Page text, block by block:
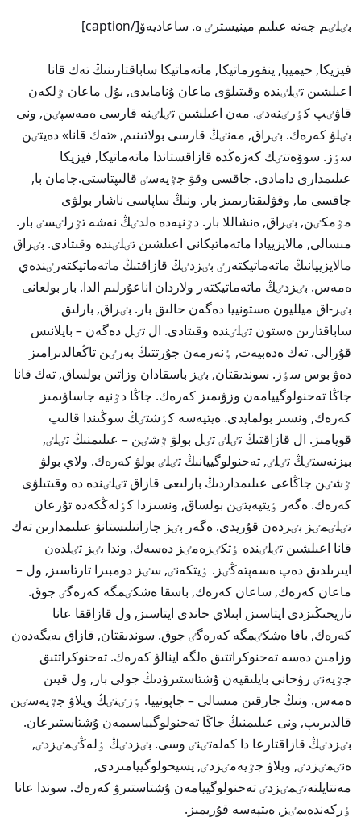
بٸلٸم جەنە عىلىم مينيسترٸ ە. ساعاديەۆ[/caption]
فيزيكا, حيمييا, ينفورماتيكا, ماتەماتيكا ساباقتارىنىڭ تەك قانا
اعىلشىن تٸلٸندە وقىتىلۋى ماعان ۇنامايدى, بۇل ماعان ٷلكەن
قاۋٸپ كٶرٸنەدٸ. مەن اعىلشىن تٸلٸنە قارسى ەمەسپٸن, ونى
بٸلۋ كەرەك. بٸراق, مەنٸڭ قارسى بولاتىنىم, «تەك قانا» دەيتٸن
سٶز. سوۆەتتٸك كەزەڭدە قازاقستاندا ماتەماتيكا, فيزيكا
عىلىمدارى دامادى. جاقسى وقۋ جٷيەسٸ قالىپتاستى.جامان با,
جاقسى ما, وقۋلىقتارىمىز بار. ونىڭ ساپاسى ناشار بولۋى
مٷمكٸن, بٸراق, ەنشاللا بار. دٷنيەدە ەلدٸڭ نەشە تٷرلٸسٸ بار.
مىسالى, مالايزييادا ماتەماتيكانى اعىلشىن تٸلٸندە وقىتادى. بٸراق
مالايزييانىڭ ماتەماتيكتەرٸ بٸزدٸڭ قازاقتىڭ ماتەماتيكتەرٸندەي
ەمەس. بٸزدٸڭ ماتەماتيكتەر ولاردان اناعۇرلىم الدا. بار بولعانى
بٸر-اق ميلليون ەستونييا دەگەن حالىق بار. بٸراق, بارلىق
ساباقتارىن ەستون تٸلٸندە وقىتادى. ال تٸل دەگەن – بايلانىس
قۇرالى. تەك ەدەبيەت, ٶنەرمەن جۇرتتىڭ بەرٸن تاڭعالدىرامىز
دەۋ بوس سٶز. سوندىقتان, بٸز باسقادان وزاتىن بولساق, تەك قانا
جاڭا تەحنولوگييامەن وزۋىمىز كەرەك. جاڭا دٷنيە جاساۋىمىز
كەرەك, ونسىز بولمايدى. ەيتپەسە كٶشتٸڭ سوڭىندا قالىپ
قويامىز. ال قازاقتىڭ تٸلٸ تٸل بولۋ ٷشٸن – عىلىمنىڭ تٸلٸ,
بيزنەستٸڭ تٸلٸ, تەحنولوگييانىڭ تٸلٸ بولۋ كەرەك. ولاي بولۋ
ٷشٸن جاڭاعى عىلىمداردىڭ بارلىعى قازاق تٸلٸندە دە وقىتىلۋى
كەرەك. ەگەر ٶيتپەيتٸن بولساق, ونسىزدا كٶلەڭكەدە تۇرعان
تٸلٸمٸز بٸردەن قۇريدى. ەگەر بٸز جاراتىلىستانۋ عىلىمدارىن تەك
قانا اعىلشىن تٸلٸندە ٶتكٸزەمٸز دەسەك, وندا بٸز تٸلدەن
ايىرىلدىق دەپ ەسەپتەڭٸز. ٶيتكەنٸ, سٸز دومبىرا تارتاسىز, ول –
ماعان كەرەك, ساعان كەرەك, باسقا ەشكٸمگە كەرەگٸ جوق.
تاريحىڭىزدى ايتاسىز, ابىلاي حاندى ايتاسىز, ول قازاققا عانا
كەرەك, باقا ەشكٸمگە كەرەگٸ جوق. سوندىقتان, قازاق بەيگەدەن
وزامىن دەسە تەحنوكراتتىق ەلگە اينالۋ كەرەك. تەحنوكراتتىق
جٷيەنٸ رۋحاني بايلىقپەن ۇشتاستىرۋدىڭ جولى بار, ول قيىن
ەمەس. ونىڭ جارقىن مىسالى – جاپونييا. ٶزٸنٸڭ ويلاۋ جٷيەسٸن
قالدىرىپ, ونى عىلىمنىڭ جاڭا تەحنولوگيياسىمەن ۇشتاستىرعان.
بٸزدٸڭ قازاقتارعا دا كەلەتٸنٸ وسى. بٸزدٸڭ ٶلەڭٸمٸزدٸ,
ەنٸمٸزدٸ, ويلاۋ جٷيەمٸزدٸ, پسيحولوگييامىزدى,
مەنتايلتەتٸمٸزدٸ تەحنولوگييامەن ۇشتاستىرۋ كەرەك. سوندا عانا
ٶركەندەيمٸز, ەيتپەسە قۇريمىز.